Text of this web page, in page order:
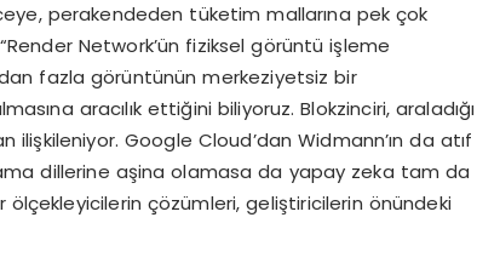
perakendeden tüketim mallarına pek çok
Network’ün fiziksel görüntü işleme
fazla görüntünün merkeziyetsiz bir
aracılık ettiğini biliyoruz. Blokzinciri, araladığı
ilişkileniyor. Google Cloud’dan Widmann’ın da atıf
dillerine aşina olamasa da yapay zeka tam da
çözümleri, geliştiricilerin önündeki